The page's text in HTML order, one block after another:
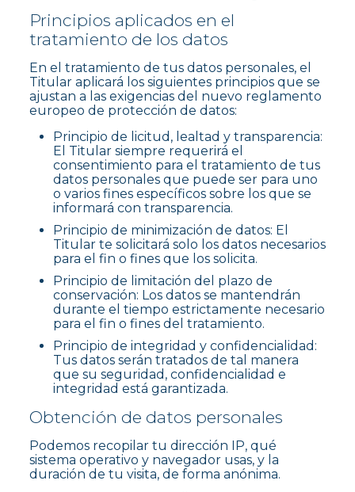
Principios aplicados en el
tratamiento de los datos
En el tratamiento de tus datos personales, el
Titular aplicará los siguientes principios que se
ajustan a las exigencias del nuevo reglamento
europeo de protección de datos:
Principio de licitud, lealtad y transparencia:
El Titular siempre requerirá el
consentimiento para el tratamiento de tus
datos personales que puede ser para uno
o varios fines específicos sobre los que se
informará con transparencia.
Principio de minimización de datos: El
Titular te solicitará solo los datos necesarios
para el fin o fines que los solicita.
Principio de limitación del plazo de
conservación: Los datos se mantendrán
durante el tiempo estrictamente necesario
para el fin o fines del tratamiento.
Principio de integridad y confidencialidad:
Tus datos serán tratados de tal manera
que su seguridad, confidencialidad e
integridad está garantizada.
Obtención de datos personales
Podemos recopilar tu dirección IP, qué
sistema operativo y navegador usas, y la
duración de tu visita, de forma anónima.